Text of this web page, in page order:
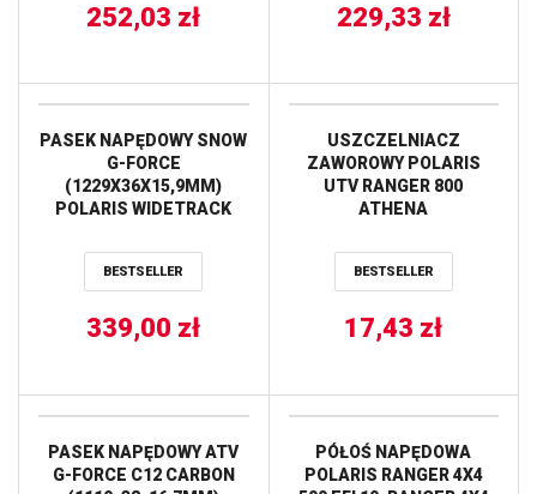
DELUXE 04-05, TRAIL
TOURING 550 03 ALL
252,03 zł 229,33 zł
PASEK NAPĘDOWY SNOW
G-FORCE
(1229X36X15,9MM)
POLARIS WIDETRACK
(42G4714) GATES
BESTSELLER
339,00 zł
USZCZELNIACZ
ZAWOROWY POLARIS
UTV RANGER 800
ATHENA
BESTSELLER
17,43 zł
PASEK NAPĘDOWY ATV
G-FORCE C12 CARBON
PÓŁOŚ NAPĘDOWA
POLARIS RANGER 4X4